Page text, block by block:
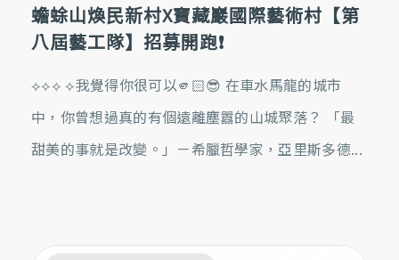
蟾蜍山煥民新村X寶藏巖國際藝術村【第
八屆藝工隊】招募開跑❗️
⟡⟡⟡ ⟡我覺得你很可以🫵🏻😎 在車水馬龍的城市
中，你曾想過真的有個遠離塵囂的山城聚落？ 「最
甜美的事就是改變。」－希臘哲學家，亞里斯多德...